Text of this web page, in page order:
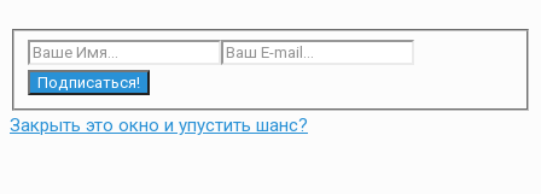
Подписаться!
Закрыть это окно и упустить шанс?